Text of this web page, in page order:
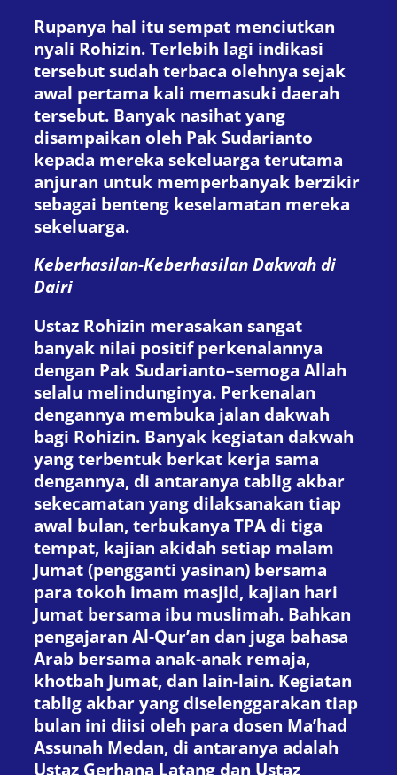
Rupanya hal itu sempat menciutkan
nyali Rohizin. Terlebih lagi indikasi
tersebut sudah terbaca olehnya sejak
awal pertama kali memasuki daerah
tersebut. Banyak nasihat yang
disampaikan oleh Pak Sudarianto
kepada mereka sekeluarga terutama
anjuran untuk memperbanyak berzikir
sebagai benteng keselamatan mereka
sekeluarga.
Keberhasilan-Keberhasilan Dakwah di
Dairi
Ustaz Rohizin merasakan sangat
banyak nilai positif perkenalannya
dengan Pak Sudarianto–semoga Allah
selalu melindunginya. Perkenalan
dengannya membuka jalan dakwah
bagi Rohizin. Banyak kegiatan dakwah
yang terbentuk berkat kerja sama
dengannya, di antaranya tablig akbar
sekecamatan yang dilaksanakan tiap
awal bulan, terbukanya TPA di tiga
tempat, kajian akidah setiap malam
Jumat (pengganti yasinan) bersama
para tokoh imam masjid, kajian hari
Jumat bersama ibu muslimah. Bahkan
pengajaran Al-Qur’an dan juga bahasa
Arab bersama anak-anak remaja,
khotbah Jumat, dan lain-lain. Kegiatan
tablig akbar yang diselenggarakan tiap
bulan ini diisi oleh para dosen Ma’had
Assunah Medan, di antaranya adalah
Ustaz Gerhana Latang dan Ustaz